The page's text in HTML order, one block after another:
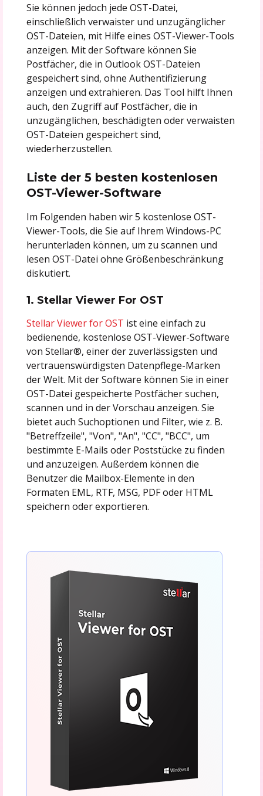
Sie können jedoch jede OST-Datei,
einschließlich verwaister und unzugänglicher
OST-Dateien, mit Hilfe eines OST-Viewer-Tools
anzeigen. Mit der Software können Sie
Postfächer, die in Outlook OST-Dateien
gespeichert sind, ohne Authentifizierung
anzeigen und extrahieren. Das Tool hilft Ihnen
auch, den Zugriff auf Postfächer, die in
unzugänglichen, beschädigten oder verwaisten
OST-Dateien gespeichert sind,
wiederherzustellen.
Liste der 5 besten kostenlosen
OST-Viewer-Software
Im Folgenden haben wir 5 kostenlose OST-
Viewer-Tools, die Sie auf Ihrem Windows-PC
herunterladen können, um zu scannen und
lesen OST-Datei ohne Größenbeschränkung
diskutiert.
1. Stellar Viewer For OST
Stellar Viewer for OST ist eine einfach zu
bedienende, kostenlose OST-Viewer-Software
von Stellar®, einer der zuverlässigsten und
vertrauenswürdigsten Datenpflege-Marken
der Welt. Mit der Software können Sie in einer
OST-Datei gespeicherte Postfächer suchen,
scannen und in der Vorschau anzeigen. Sie
bietet auch Suchoptionen und Filter, wie z. B.
"Betreffzeile", "Von", "An", "CC", "BCC", um
bestimmte E-Mails oder Poststücke zu finden
und anzuzeigen. Außerdem können die
Benutzer die Mailbox-Elemente in den
Formaten EML, RTF, MSG, PDF oder HTML
speichern oder exportieren.